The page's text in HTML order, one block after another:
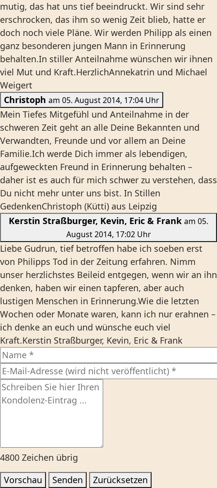
mutig, das hat uns tief beeindruckt. Wir sind sehr
erschrocken, das ihm so wenig Zeit blieb, hatte er
doch noch viele Pläne. Wir werden Philipp als einen
ganz besonderen jungen Mann in Erinnerung
behalten.In stiller Anteilnahme wünschen wir ihnen
viel Mut und Kraft.HerzlichAnnekatrin und Michael
Weigert
Christoph
am 05. August 2014, 17:04 Uhr
Mein Tiefes Mitgefühl und Anteilnahme in der
schweren Zeit geht an alle Deine Bekannten und
Verwandten, Freunde und vor allem an Deine
Familie.Ich werde Dich immer als lebendigen,
aufgeweckten Freund in Erinnerung behalten –
daher ist es auch für mich schwer zu verstehen, dass
Du nicht mehr unter uns bist. In Stillen
GedenkenChristoph (Kütti) aus Leipzig
Kerstin Straßburger, Kevin, Eric & Frank am 05.
August 2014, 17:02 Uhr
Liebe Gudrun, tief betroffen habe ich soeben erst
von Philipps Tod in der Zeitung erfahren. Nimm
unser herzlichstes Beileid entgegen, wenn wir an ihn
denken, haben wir einen tapferen, aber auch
lustigen Menschen in Erinnerung.Wie die letzten
Wochen oder Monate waren, kann ich nur erahnen –
ich denke an euch und wünsche euch viel
Kraft.Kerstin Straßburger, Kevin, Eric & Frank
4800 Zeichen übrig
Vorschau
Senden Zurücksetzen